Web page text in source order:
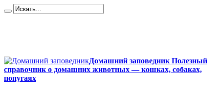
Домашний заповедник Полезный
справочник о домашних животных — кошках, собаках,
попугаях